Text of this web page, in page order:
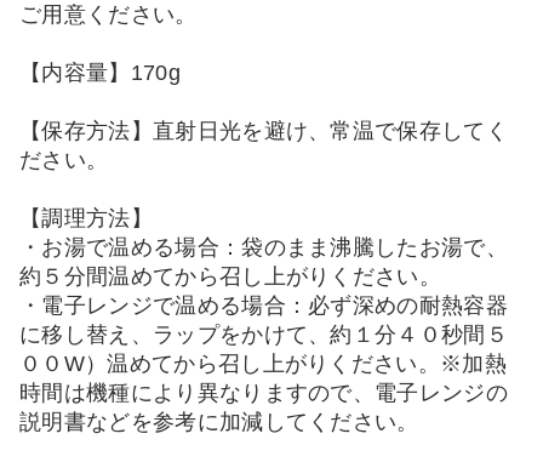
ご用意ください。
【内容量】170g
【保存方法】直射日光を避け、常温で保存してく
ださい。
【調理方法】
・お湯で温める場合：袋のまま沸騰したお湯で、
約５分間温めてから召し上がりください。
・電子レンジで温める場合：必ず深めの耐熱容器
に移し替え、ラップをかけて、約１分４０秒間５
００W）温めてから召し上がりください。※加熱
時間は機種により異なりますので、電子レンジの
説明書などを参考に加減してください。